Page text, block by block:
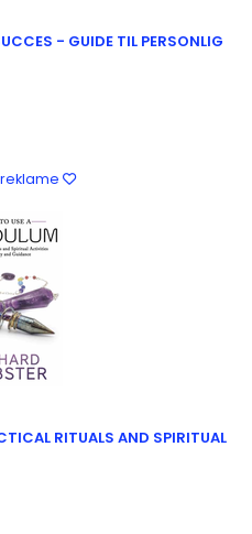
- GUIDE TIL PERSONLIG
RITUALS AND SPIRITUAL